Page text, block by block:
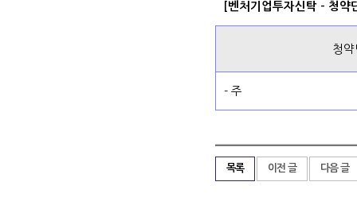
[벤처기업투자신탁 - 청
청약
- 주
목록 이전 글 다음 글